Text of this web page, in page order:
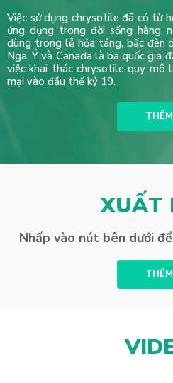
Việc sử dụng chrysotile đã có từ
ứng dụng trong đời sống hàng
dùng trong lễ hỏa táng, bấc đèn
Nga, Ý và Canada là ba quốc gia
việc khai thác chrysotile quy mô
mại vào đầu thế kỷ 19.
THÊM
XUẤT
Nhấp vào nút bên dưới
THÊM